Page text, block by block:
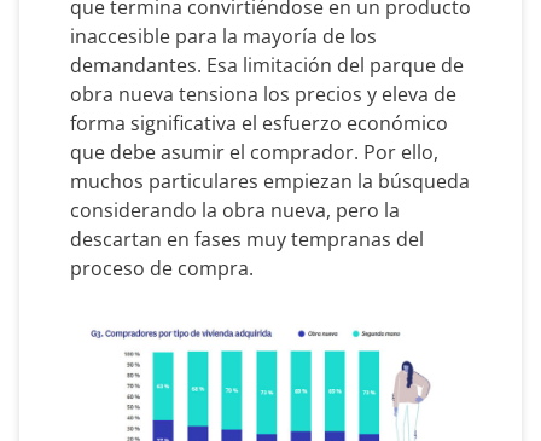
que termina convirtiéndose en un producto
inaccesible para la mayoría de los
demandantes. Esa limitación del parque de
obra nueva tensiona los precios y eleva de
forma significativa el esfuerzo económico
que debe asumir el comprador. Por ello,
muchos particulares empiezan la búsqueda
considerando la obra nueva, pero la
descartan en fases muy tempranas del
proceso de compra.